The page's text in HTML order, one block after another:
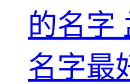
的名字
名字最